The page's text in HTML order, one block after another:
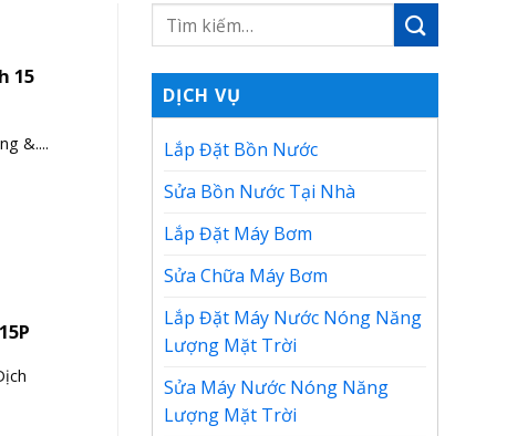
15
&....
DỊCH VỤ
Lắp Đặt Bồn Nước
Sửa Bồn Nước Tại Nhà
Lắp Đặt Máy Bơm
Sửa Chữa Máy Bơm
Lắp Đặt Máy Nước Nóng Năng
Lượng Mặt Trời
Sửa Máy Nước Nóng Năng
Lượng Mặt Trời